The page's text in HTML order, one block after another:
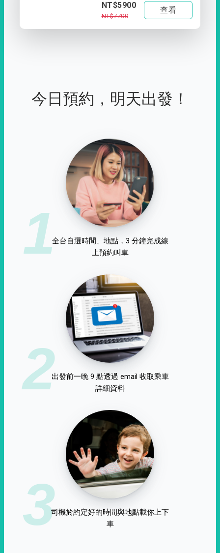
NT$5900
NT$7700
查看
今日預約，明天出發！
1全台自選時間、地點，3 分鐘完成線
上預約叫車
2出發前一晚 9 點透過 email 收取乘車
詳細資料
3司機於約定好的時間與地點載你上下
車